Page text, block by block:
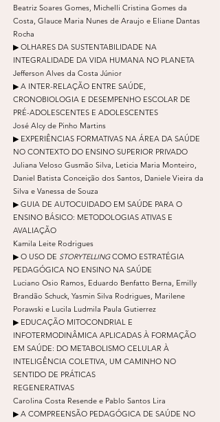
Beatriz Soares Gomes, Michelli Cristina Gomes da
Costa, Glauce Maria Nunes de Araujo e Eliane Dantas
Rocha
▶ OLHARES DA SUSTENTABILIDADE NA
INTEGRALIDADE DA VIDA HUMANA NO PLANETA
Jefferson Alves da Costa Júnior
▶ A INTER-RELAÇÃO ENTRE SAÚDE,
CRONOBIOLOGIA E DESEMPENHO ESCOLAR DE
PRÉ-ADOLESCENTES E ADOLESCENTES
José Alcy de Pinho Martins
▶ EXPERIÊNCIAS FORMATIVAS NA ÁREA DA SAÚDE
NO CONTEXTO DO ENSINO SUPERIOR PRIVADO
Juliana Veloso Gusmão Silva, Leticia Maria Monteiro,
Daniel Batista Conceição dos Santos, Daniele Vieira da
Silva e Vanessa de Souza
▶ GUIA DE AUTOCUIDADO EM SAÚDE PARA O
ENSINO BÁSICO: METODOLOGIAS ATIVAS E
AVALIAÇÃO
Kamila Leite Rodrigues
▶ O USO DE STORYTELLINGCOMO ESTRATÉGIA
PEDAGÓGICA NO ENSINO NA SAÚDE
Luciano Osio Ramos, Eduardo Benfatto Berna, Emilly
Brandão Schuck, Yasmin Silva Rodrigues, Marilene
Porawski e Lucila Ludmila Paula Gutierrez
▶ EDUCAÇÃO MITOCONDRIAL E
INFOTERMODINÂMICA APLICADAS À FORMAÇÃO
EM SAÚDE: DO METABOLISMO CELULAR À
INTELIGÊNCIA COLETIVA, UM CAMINHO NO
SENTIDO DE PRÁTICAS
REGENERATIVAS
Carolina Costa Resende e Pablo Santos Lira
▶ A COMPREENSÃO PEDAGÓGICA DE SAÚDE NO